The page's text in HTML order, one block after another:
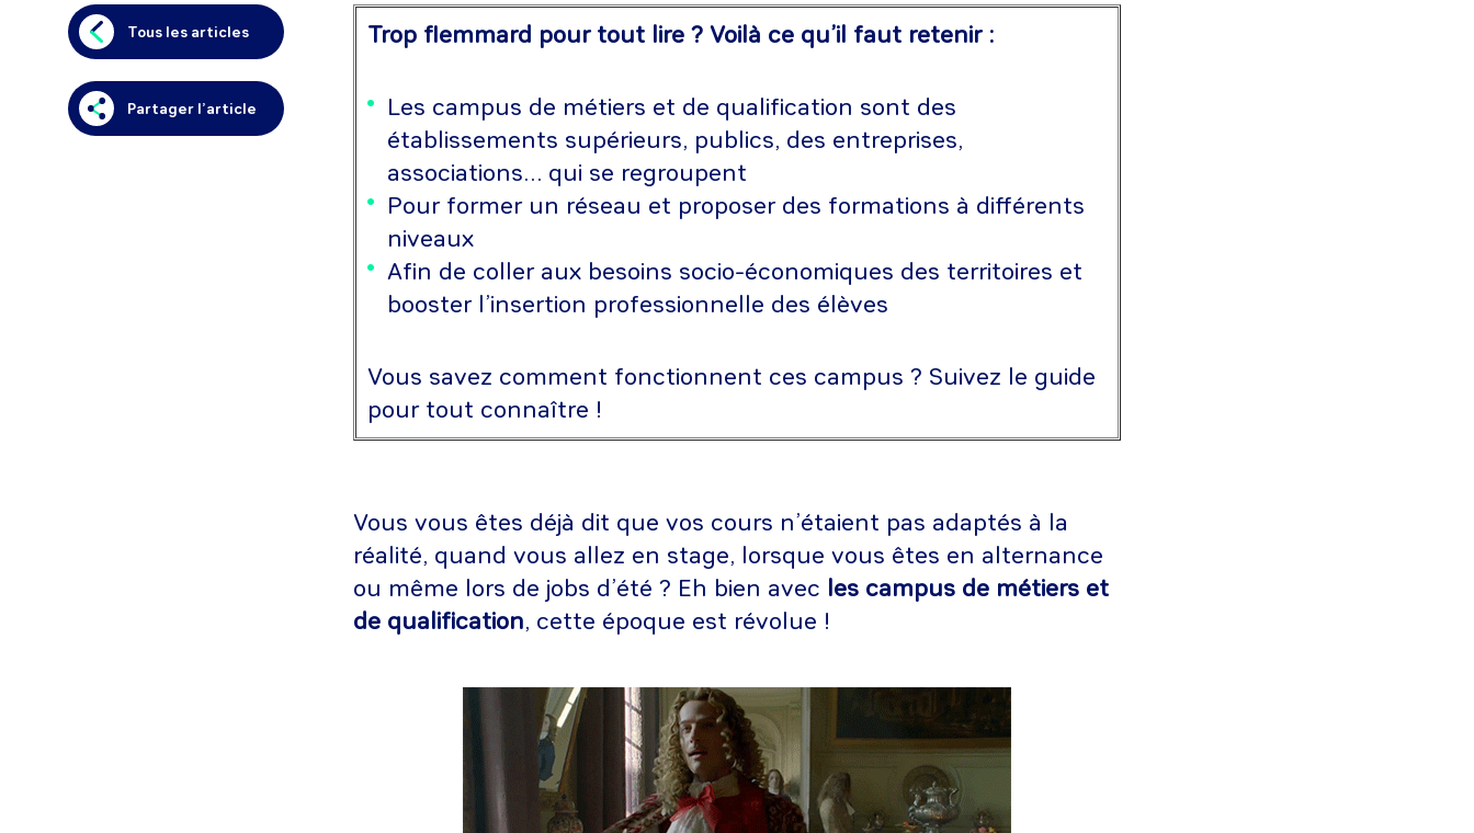
Tous les articles
Partager l’article
Trop flemmard pour tout lire ? Voilà ce qu’il faut retenir :
Les campus de métiers et de qualification sont des
établissements supérieurs, publics, des entreprises,
associations… qui se regroupent
Pour former un réseau et proposer des formations à différents
niveaux
Afin de coller aux besoins socio-économiques des territoires et
booster l’insertion professionnelle des élèves
Vous savez comment fonctionnent ces campus ? Suivez le guide
pour tout connaître !
Vous vous êtes déjà dit que vos cours n’étaient pas adaptés à la
réalité, quand vous allez en stage, lorsque vous êtes en alternance
ou même lors de jobs d’été ? Eh bien avec les campus de métiers et
de qualification, cette époque est révolue !